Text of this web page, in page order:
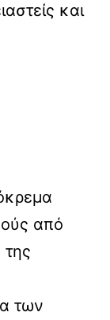
και
από
των